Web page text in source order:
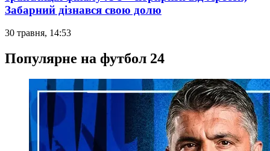
Забарний дізнався свою долю
30 травня, 14:53
Популярне на футбол 24